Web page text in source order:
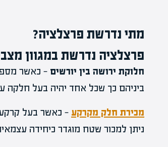
מתי נדרשת פרצלציה?
פרצלציה נדרשת במגוון
חלוקת ירושה בין יורשים — כאשר
ביניהם כך שכל אחד יהיה בעל חלקה
מכירת חלק מקרקע — כאשר בעל קרקע
ניתן למכור שטח מוגדר כיחידה